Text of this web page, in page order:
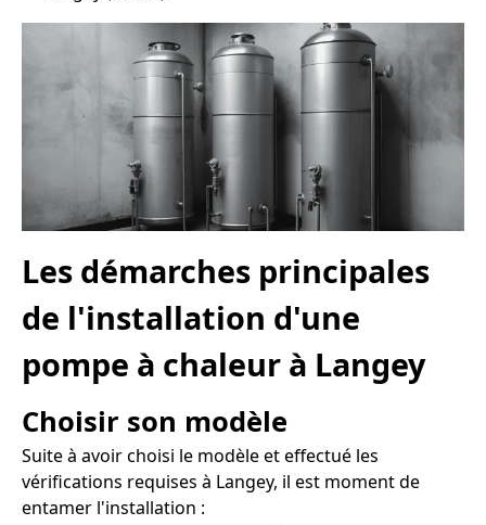
Les démarches principales
de l'installation d'une
pompe à chaleur à Langey
Choisir son modèle
Suite à avoir choisi le modèle et effectué les
vérifications requises à Langey, il est moment de
entamer l'installation :